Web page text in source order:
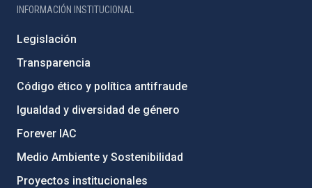
INFORMACIÓN INSTITUCIONAL
Legislación
Transparencia
Código ético y política antifraude
Igualdad y diversidad de género
Forever IAC
Medio Ambiente y Sostenibilidad
Proyectos institucionales